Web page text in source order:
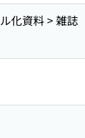
化資料 > 雑誌